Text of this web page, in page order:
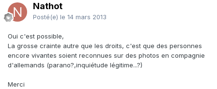
Nathot
Posté(e) le 14 mars 2013
Oui c'est possible,
La grosse crainte autre que les droits, c'est que des personnes
encore vivantes soient reconnues sur des photos en compagnie
d'allemands (parano?,inquiétude légitime...?)
Merci